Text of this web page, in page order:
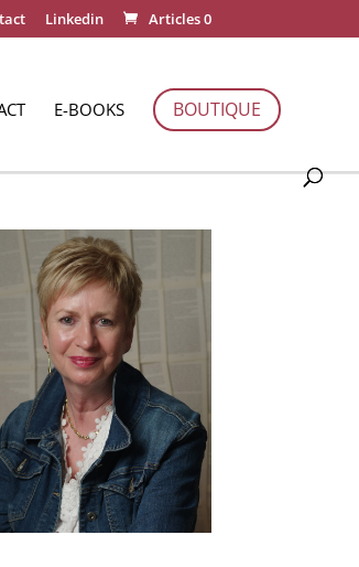
Linkedin Articles 0
E-BOOKS BOUTIQUE